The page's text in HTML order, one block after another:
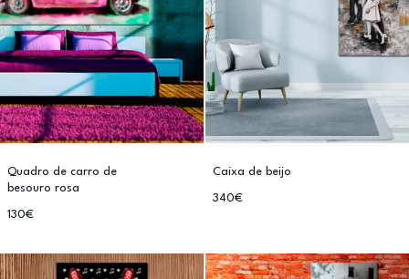
Quadro de carro de
besouro rosa
130€
Caixa de beijo
340€